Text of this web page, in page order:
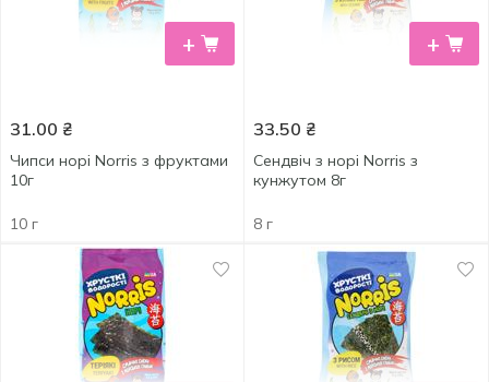
+
31.00 ₴
Чипси норі Norris з фруктами
10г
10 г
+
33.50 ₴
Сендвіч з норі Norris з
кунжутом 8г
8 г